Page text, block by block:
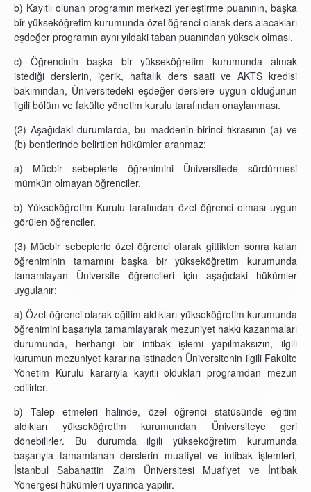
b) Kayıtlı olunan programın merkezi yerleştirme puanının, başka
bir yükseköğretim kurumunda özel öğrenci olarak ders alacakları
eşdeğer programın aynı yıldaki taban puanından yüksek olması,
c) Öğrencinin başka bir yükseköğretim kurumunda almak
istediği derslerin, içerik, haftalık ders saati ve AKTS kredisi
bakımından, Üniversitedeki eşdeğer derslere uygun olduğunun
ilgili bölüm ve fakülte yönetim kurulu tarafından onaylanması.
(2) Aşağıdaki durumlarda, bu maddenin birinci fıkrasının (a) ve
(b) bentlerinde belirtilen hükümler aranmaz:
a) Mücbir sebeplerle öğrenimini Üniversitede sürdürmesi
mümkün olmayan öğrenciler,
b) Yükseköğretim Kurulu tarafından özel öğrenci olması uygun
görülen öğrenciler.
(3) Mücbir sebeplerle özel öğrenci olarak gittikten sonra kalan
öğreniminin tamamını başka bir yükseköğretim kurumunda
tamamlayan Üniversite öğrencileri için aşağıdaki hükümler
uygulanır:
a) Özel öğrenci olarak eğitim aldıkları yükseköğretim kurumunda
öğrenimini başarıyla tamamlayarak mezuniyet hakkı kazanmaları
durumunda, herhangi bir intibak işlemi yapılmaksızın, ilgili
kurumun mezuniyet kararına istinaden Üniversitenin ilgili Fakülte
Yönetim Kurulu kararıyla kayıtlı oldukları programdan mezun
edilirler.
b) Talep etmeleri halinde, özel öğrenci statüsünde eğitim
aldıkları yükseköğretim kurumundan Üniversiteye geri
dönebilirler. Bu durumda ilgili yükseköğretim kurumunda
başarıyla tamamlanan derslerin muafiyet ve intibak işlemleri,
İstanbul Sabahattin Zaim Üniversitesi Muafiyet ve İntibak
Yönergesi hükümleri uyarınca yapılır.